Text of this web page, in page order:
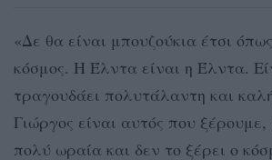
«Δε θα είναι μπουζούκια έτσι
κόσμος. Η Έλντα είναι η Έλντα.
τραγουδάει πολυτάλαντη και
Γιώργος είναι αυτός που ξέρουμε,
πολύ ωραία και δεν το ξέρει ο